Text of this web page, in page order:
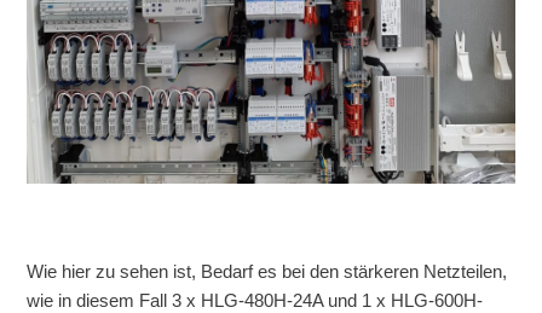
Wie hier zu sehen ist, Bedarf es bei den stärkeren Netzteilen,
wie in diesem Fall 3 x HLG-480H-24A und 1 x HLG-600H-